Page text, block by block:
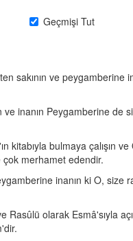
Geçmişi Tut
sakının ve
inanın Peygamberine de
kitabıyla bulmaya çalışın
çok merhamet edendir.
inanın ki O, size
olarak Esmâ'sıyla